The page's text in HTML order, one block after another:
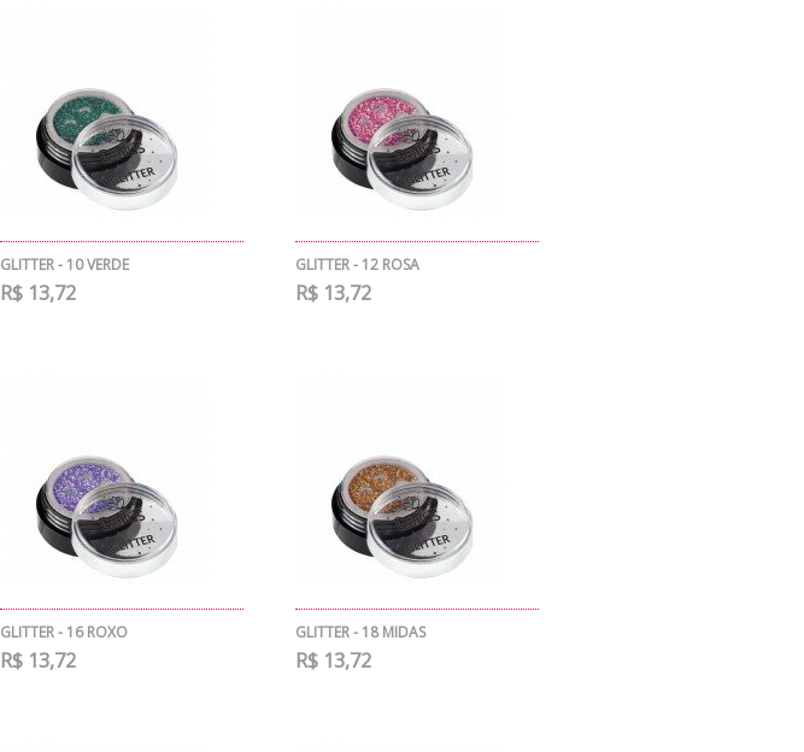
GLITTER - 10 VERDE
R$ 13,72
GLITTER - 12 ROSA
R$ 13,72
GLITTER - 16 ROXO
R$ 13,72
GLITTER - 18 MIDAS
R$ 13,72